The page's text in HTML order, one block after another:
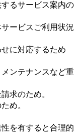
るサービス案内の
ービスご利用状況
に対応するため
メンテナンスなど重
求のため。
め。
を有すると合理的